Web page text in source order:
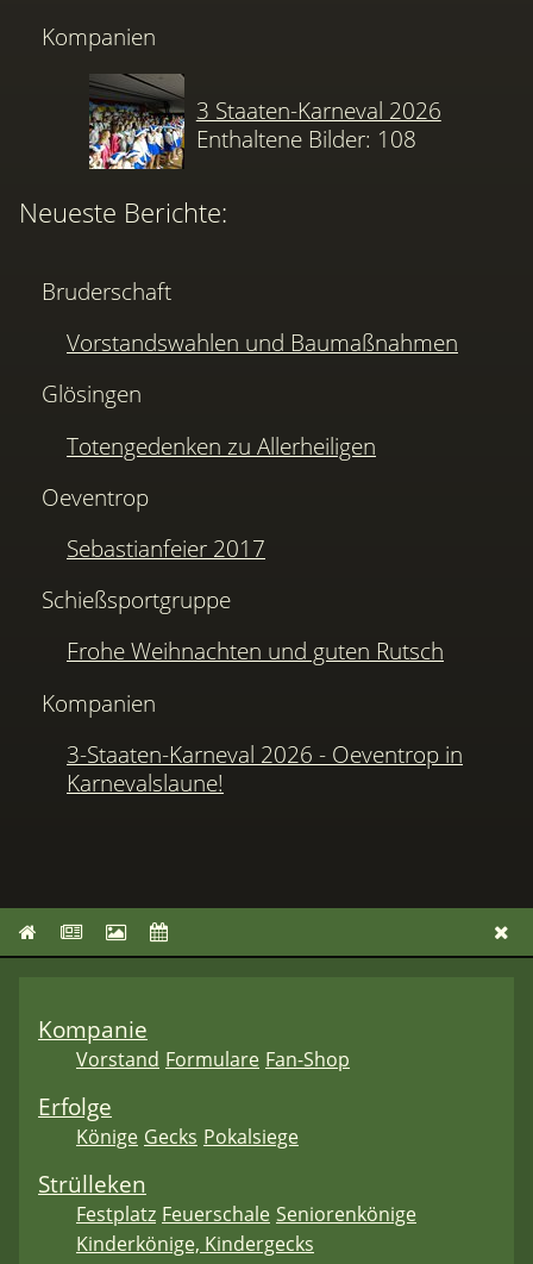
Kompanien
3 Staaten-Karneval 2026
Enthaltene Bilder: 108
Neueste Berichte:
Bruderschaft
Vorstandswahlen und Baumaßnahmen
Glösingen
Totengedenken zu Allerheiligen
Oeventrop
Sebastianfeier 2017
Schießsportgruppe
Frohe Weihnachten und guten Rutsch
Kompanien
3-Staaten-Karneval 2026 - Oeventrop in
Karnevalslaune!
Kompanie
Vorstand Formulare Fan-Shop
Erfolge
Könige Gecks Pokalsiege
Strülleken
Festplatz Feuerschale Seniorenkönige
Kinderkönige, Kindergecks